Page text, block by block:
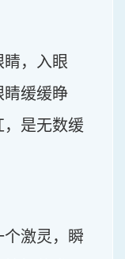
睛，入眼
睛缓缓睁
是无数缓
激灵，瞬